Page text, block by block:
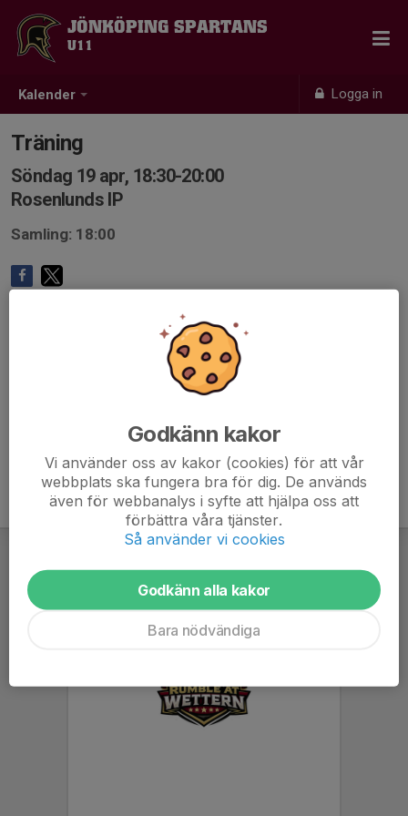
Kalender Logga in
JÖNKÖPING SPARTANS
U11
Träning
Söndag 19 apr, 18:30-20:00
Rosenlunds IP
Samling: 18:00
Godkänn kakor
Vi använder oss av kakor (cookies) för att vår
webbplats ska fungera bra för dig. De används
även för webbanalys i syfte att hjälpa oss att
förbättra våra tjänster.
Så använder vi cookies
Godkänn alla kakor
Bara nödvändiga